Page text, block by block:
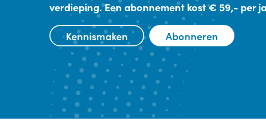
verdieping. Een abonnement kost € 59,- per
Kennismaken Abonneren